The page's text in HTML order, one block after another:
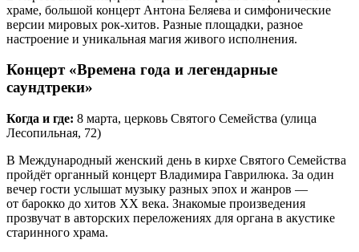
храме, большой концерт Антона Беляева и симфонические
версии мировых рок‑хитов. Разные площадки, разное
настроение и уникальная магия живого исполнения.
Концерт «Времена года и легендарные
саундтреки»
Когда и где: 8 марта, церковь Святого Семейства (улица
Лесопильная, 72)
В Международный женский день в кирхе Святого Семейства
пройдёт органный концерт Владимира Гаврилюка. За один
вечер гости услышат музыку разных эпох и жанров —
от барокко до хитов XX века. Знакомые произведения
прозвучат в авторских переложениях для органа в акустике
старинного храма.